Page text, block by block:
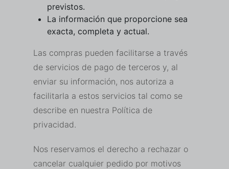
previstos.
La información que proporcione sea
exacta, completa y actual.
Las compras pueden facilitarse a través
de servicios de pago de terceros y, al
enviar su información, nos autoriza a
facilitarla a estos servicios tal como se
describe en nuestra Política de
privacidad.
Nos reservamos el derecho a rechazar o
cancelar cualquier pedido por motivos